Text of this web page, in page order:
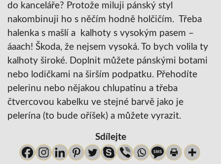
do kanceláře? Protože miluji pánský styl
nakombinuji ho s něčím hodně holčičím. Třeba
halenka s mašlí a kalhoty s vysokým pasem –
áaach! Škoda, že nejsem vysoká. To bych volila ty
kalhoty široké. Doplnit můžete pánskými botami
nebo lodičkami na širším podpatku. Přehodíte
pelerinu nebo nějakou chlupatinu a třeba
čtvercovou kabelku ve stejné barvě jako je
pelerína (to bude oříšek) a můžete vyrazit.
Sdílejte